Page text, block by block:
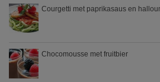
Courgetti met paprikasaus en
Chocomousse met fruitbier